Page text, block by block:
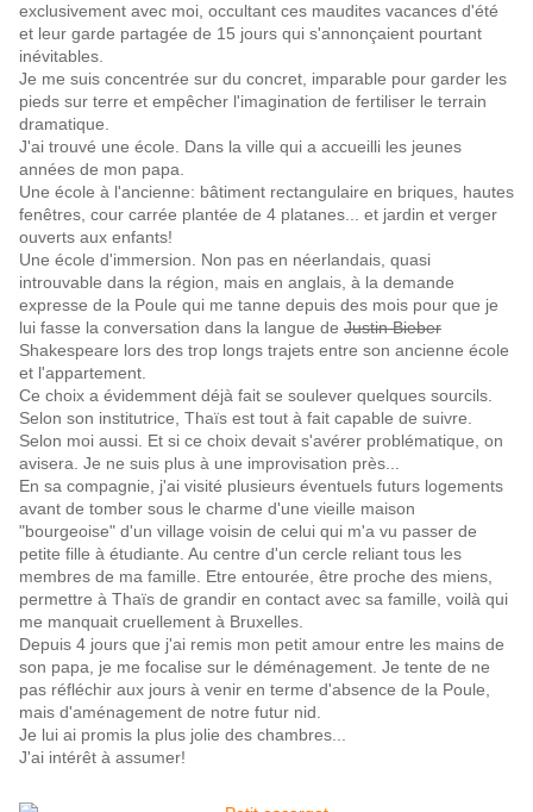
exclusivement avec moi, occultant ces maudites vacances d'été
et leur garde partagée de 15 jours qui s'annonçaient pourtant
inévitables.
Je me suis concentrée sur du concret, imparable pour garder les
pieds sur terre et empêcher l'imagination de fertiliser le terrain
dramatique.
J'ai trouvé une école. Dans la ville qui a accueilli les jeunes
années de mon papa.
Une école à l'ancienne: bâtiment rectangulaire en briques, hautes
fenêtres, cour carrée plantée de 4 platanes... et jardin et verger
ouverts aux enfants!
Une école d'immersion. Non pas en néerlandais, quasi
introuvable dans la région, mais en anglais, à la demande
expresse de la Poule qui me tanne depuis des mois pour que je
lui fasse la conversation dans la langue de Justin Bieber
Shakespeare lors des trop longs trajets entre son ancienne école
et l'appartement.
Ce choix a évidemment déjà fait se soulever quelques sourcils.
Selon son institutrice, Thaïs est tout à fait capable de suivre.
Selon moi aussi. Et si ce choix devait s'avérer problématique, on
avisera. Je ne suis plus à une improvisation près...
En sa compagnie, j'ai visité plusieurs éventuels futurs logements
avant de tomber sous le charme d'une vieille maison
"bourgeoise" d'un village voisin de celui qui m'a vu passer de
petite fille à étudiante. Au centre d'un cercle reliant tous les
membres de ma famille. Etre entourée, être proche des miens,
permettre à Thaïs de grandir en contact avec sa famille, voilà qui
me manquait cruellement à Bruxelles.
Depuis 4 jours que j'ai remis mon petit amour entre les mains de
son papa, je me focalise sur le déménagement. Je tente de ne
pas réfléchir aux jours à venir en terme d'absence de la Poule,
mais d'aménagement de notre futur nid.
Je lui ai promis la plus jolie des chambres...
J'ai intérêt à assumer!